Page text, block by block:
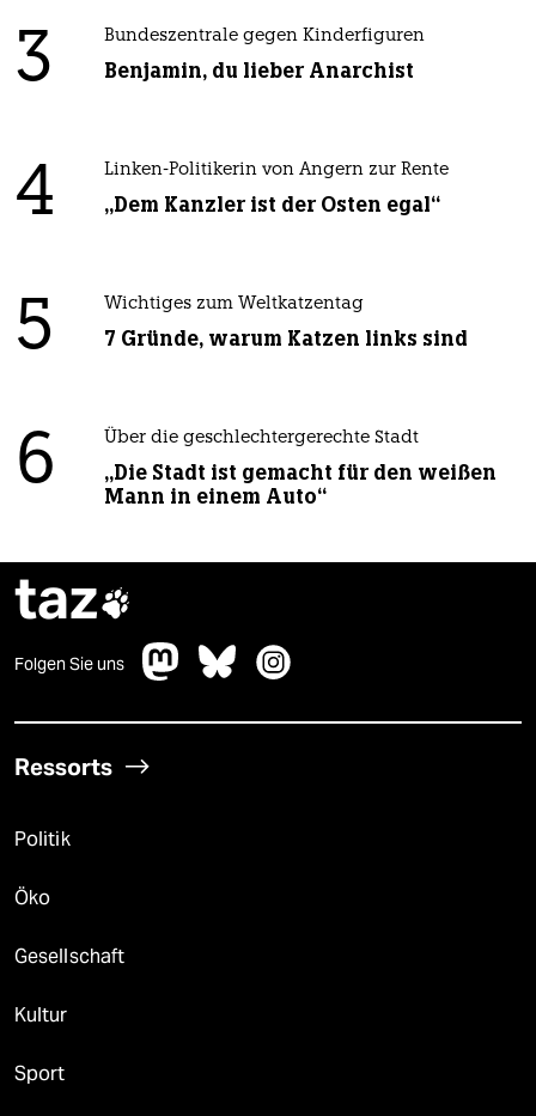
3 Bundeszentrale gegen Kinderfiguren
Benjamin, du lieber Anarchist
4 Linken-Politikerin von Angern zur Rente
„Dem Kanzler ist der Osten egal“
5 Wichtiges zum Weltkatzentag
7 Gründe, warum Katzen links sind
6 Über die geschlechtergerechte Stadt
„Die Stadt ist gemacht für den weißen
Mann in einem Auto“
taz
Folgen Sie uns
Ressorts
Politik
Öko
Gesellschaft
Kultur
Sport